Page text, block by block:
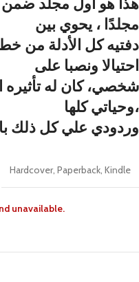
هذا هو أول مجلد ضمن
مجلدًا ، يحوي بين
دفتيه كل الأدلة من
احتيالا ونصبا على
شخصي، كان له
وحياتي كلها،
.وردودي علي كل ذلك
Hardcover, Paperback, Kindle
unavailable.